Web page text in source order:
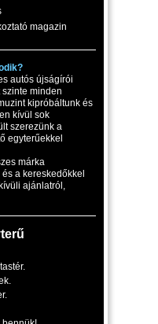
magazin
autós újságírói
minden
kipróbáltunk és
kívül sok
szerezünk a
egyterűekkel
márka
a kereskedőkkel
ajánlatról,